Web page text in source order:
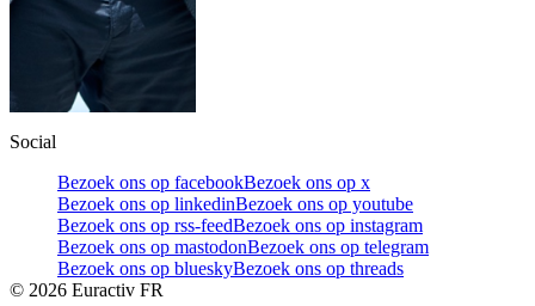
Social
Bezoek ons op facebookBezoek ons op x
Bezoek ons op linkedinBezoek ons op youtube
Bezoek ons op rss-feedBezoek ons op instagram
Bezoek ons op mastodonBezoek ons op telegram
Bezoek ons op blueskyBezoek ons op threads
© 2026 Euractiv FR